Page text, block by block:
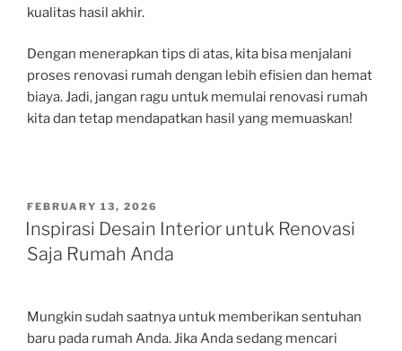
kualitas hasil akhir.
Dengan menerapkan tips di atas, kita bisa menjalani
proses renovasi rumah dengan lebih efisien dan hemat
biaya. Jadi, jangan ragu untuk memulai renovasi rumah
kita dan tetap mendapatkan hasil yang memuaskan!
POSTED
ON
FEBRUARY 13, 2026
Inspirasi Desain Interior untuk Renovasi
Saja Rumah Anda
Mungkin sudah saatnya untuk memberikan sentuhan
baru pada rumah Anda. Jika Anda sedang mencari